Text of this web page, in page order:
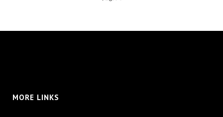
MORE LINKS